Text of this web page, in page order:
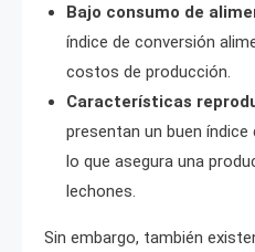
Bajo consumo de
índice de conversión
costos de producción.
Características
presentan un buen
lo que asegura una
lechones.
Sin embargo, también